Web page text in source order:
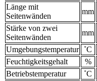
Länge mit
Seitenwänden
mm
Stärke von zwei
Seitenwänden
mm
Umgebungstemperatur
˚С
Feuchtigkeitsgehalt
%
Betriebstemperatur
˚С